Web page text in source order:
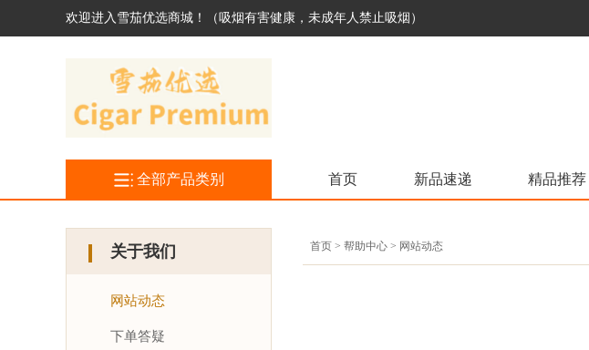
欢迎进入雪茄优选商城！（吸烟有害健康，未成年人禁止吸烟）
全部产品类别 首页 新品速递 精品推荐
关于我们
网站动态
下单答疑
首页 > 帮助中心 > 网站动态